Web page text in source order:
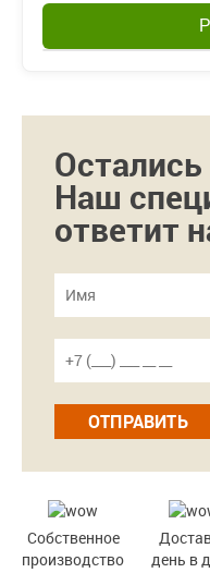
Наш
ответит
ОТПРАВИТЬ
Собственное
производство
день в